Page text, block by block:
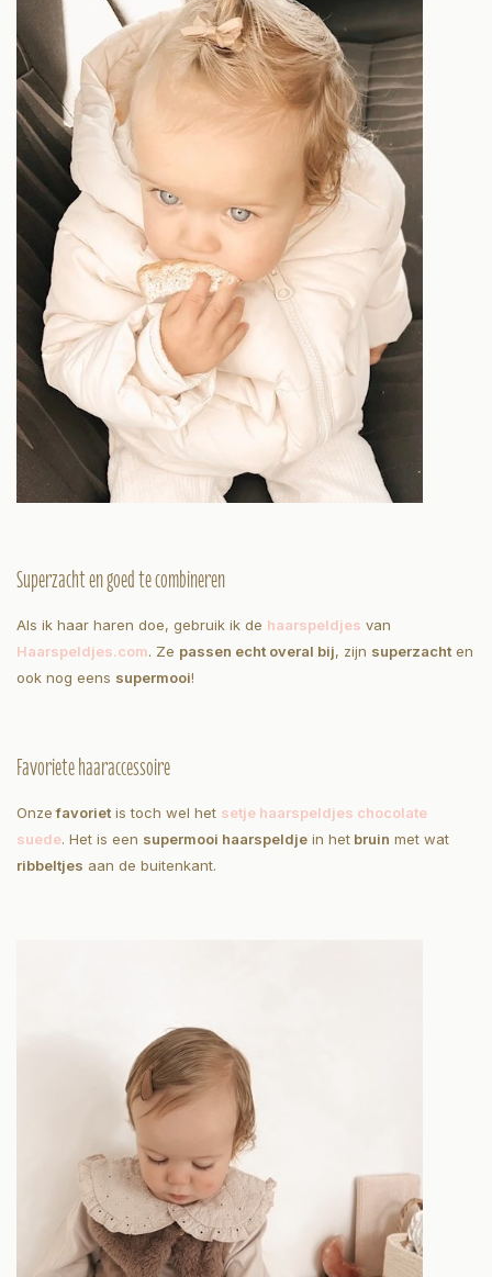
Superzacht en goed te combineren
Als ik haar haren doe, gebruik ik de haarspeldjes van
Haarspeldjes.com. Ze passen echt overal bij, zijn superzacht en
ook nog eens supermooi!
Favoriete haaraccessoire
Onzefavoriet is toch wel het setje haarspeldjes chocolate
suede. Het is een supermooi haarspeldje in het bruin met wat
ribbeltjes aan de buitenkant.